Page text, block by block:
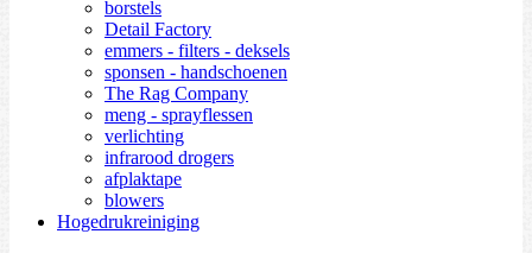
borstels
Detail Factory
emmers - filters - deksels
sponsen - handschoenen
The Rag Company
meng - sprayflessen
verlichting
infrarood drogers
afplaktape
blowers
Hogedrukreiniging